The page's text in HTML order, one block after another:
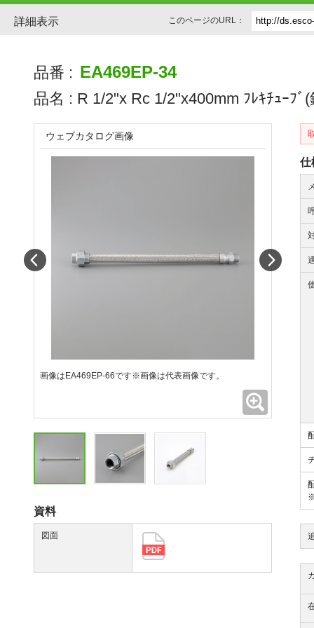
詳細表示 このページのURL：
品番 : EA469EP-34
品名 : R 1/2"x Rc 1/2"x400mm ﾌﾚｷﾁｭｰﾌﾞ
仕
ウェブカタログ画像
画像はEA469EP-66です※画像は代表画像です。
資料
図面